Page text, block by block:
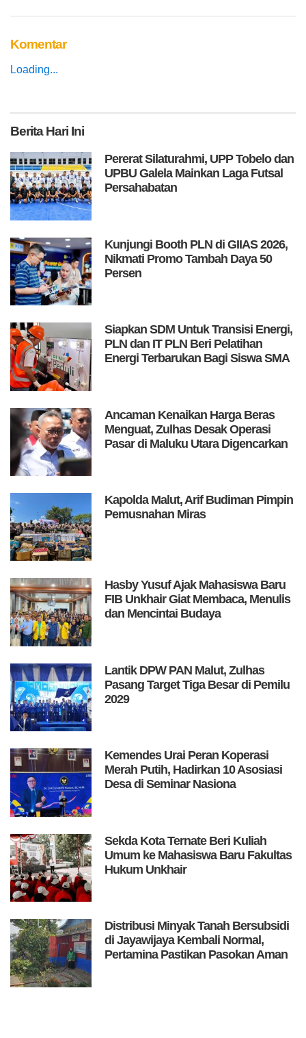
Komentar
Loading...
BeritaHari Ini
Pererat Silaturahmi, UPP Tobelo dan
UPBU Galela Mainkan Laga Futsal
Persahabatan
Kunjungi Booth PLN di GIIAS 2026,
Nikmati Promo Tambah Daya 50
Persen
Siapkan SDM Untuk Transisi Energi,
PLN dan IT PLN Beri Pelatihan
Energi Terbarukan Bagi Siswa SMA
Ancaman Kenaikan Harga Beras
Menguat, Zulhas Desak Operasi
Pasar di Maluku Utara Digencarkan
Kapolda Malut, Arif Budiman Pimpin
Pemusnahan Miras
Hasby Yusuf Ajak Mahasiswa Baru
FIB Unkhair Giat Membaca, Menulis
dan Mencintai Budaya
Lantik DPW PAN Malut, Zulhas
Pasang Target Tiga Besar di Pemilu
2029
Kemendes Urai Peran Koperasi
Merah Putih, Hadirkan 10 Asosiasi
Desa di Seminar Nasiona
Sekda Kota Ternate Beri Kuliah
Umum ke Mahasiswa Baru Fakultas
Hukum Unkhair
Distribusi Minyak Tanah Bersubsidi
di Jayawijaya Kembali Normal,
Pertamina Pastikan Pasokan Aman